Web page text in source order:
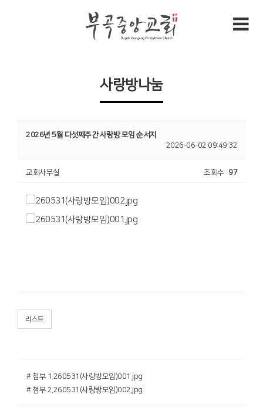
사랑방나눔
2026년 5월 다섯째주간 사랑방 모임 순서지
2026-06-02 09:49:32
교회사무실 조회수 97
리스트
# 첨부 1.260531(사랑방모임)001.jpg
# 첨부 2.260531(사랑방모임)002.jpg